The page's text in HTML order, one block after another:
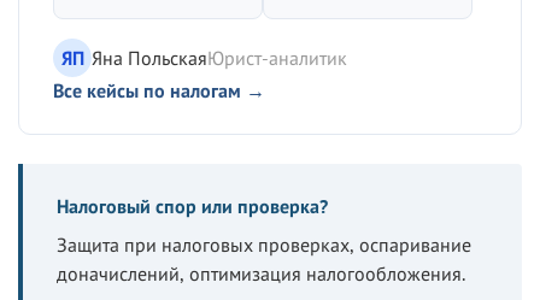
ЯП Яна ПольскаяЮрист-аналитик
Все кейсы по налогам →
Налоговый спор или проверка?
Защита при налоговых проверках, оспаривание
доначислений, оптимизация налогообложения.